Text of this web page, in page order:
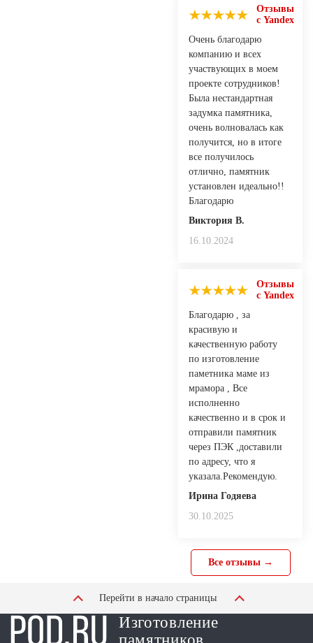
Отзывы
с Yandex
Очень благодарю
компанию и всех
участвующих в моем
проекте сотрудников!
Была нестандартная
задумка памятника,
очень волновалась как
получится, но в итоге
все получилось
отлично, памятник
установлен идеально!!
Благодарю
Виктория В.
16.10.2024
Отзывы
с Yandex
Благодарю , за
красивую и
качественную работу
по изготовление
паметника маме из
мрамора , Все
исполненно
качественно и в срок и
отправили памятник
через ПЭК ,доставили
по адресу, что я
указала.Рекомендую.
Ирина Годяева
30.10.2025
Все отзывы →
Перейти в начало страницы
Изготовление